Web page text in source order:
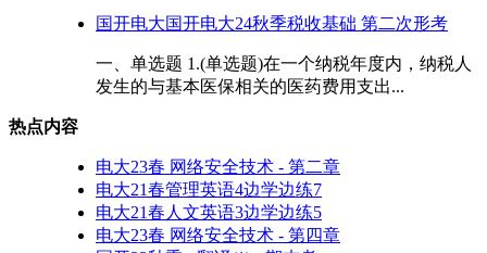
国开电大国开电大24秋季税收基础 第二次形考
一、单选题 1.(单选题)在一个纳税年度内，纳税人
发生的与基本医保相关的医药费用支出...
热点内容
电大23春 网络安全技术 - 第二章
电大21春管理英语4边学边练7
电大21春人文英语3边学边练5
电大23春 网络安全技术 - 第四章